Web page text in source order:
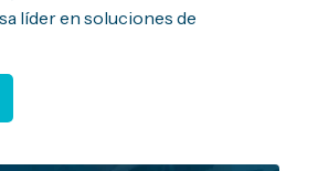
líder en soluciones de